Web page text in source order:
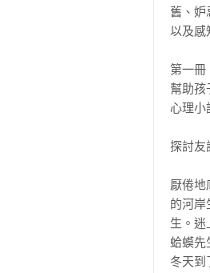
舊、妒
以及感
第一冊
幫助孩
心理小
探討友
厭倦地
的河岸
生。迷
蛤蟆先
冬天到